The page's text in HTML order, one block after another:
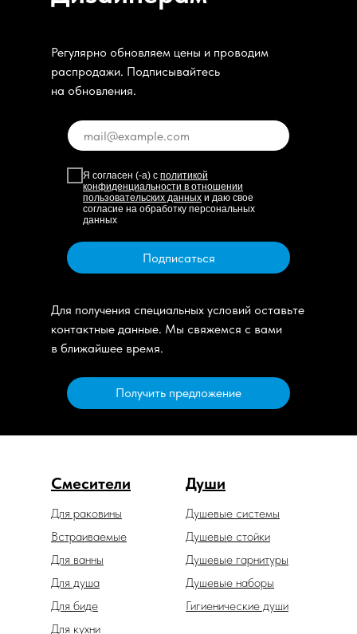
Регулярно обновляем цены и проводим
распродажи. Подписывайтесь
на обновления.
Я согласен (-а) с политикой
конфиденциальности в отношении
пользовательских данных и даю свое
согласие на обработку персональных
данных
Подписаться
Для получения специальных условий оставьте
контактные данные. Мы свяжемся с вами
в ближайшее время.
Получить предложение
Смесители Души
Душевые гарнитуры
Душевые системы
Гигиенические души
Душевые наборы
Встраиваемые
Для биде
Для ванны
Для душа
Для раковины
Для кухни
Душевые стойки